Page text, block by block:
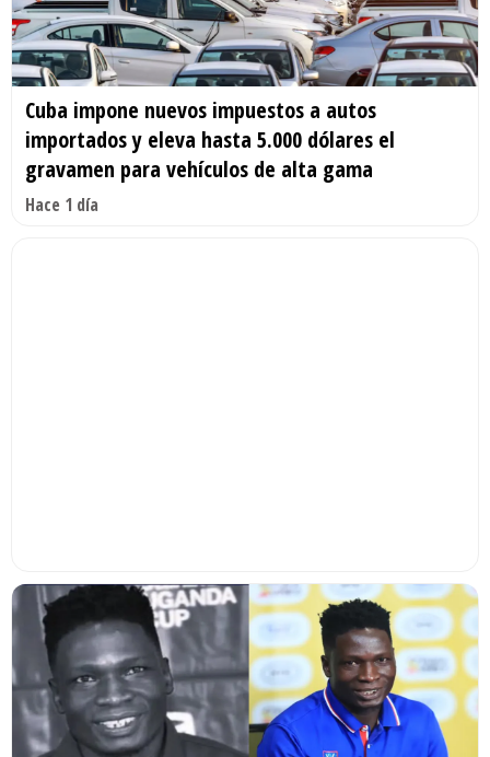
Cuba impone nuevos impuestos a autos
importados y eleva hasta 5.000 dólares el
gravamen para vehículos de alta gama
Hace 1 día